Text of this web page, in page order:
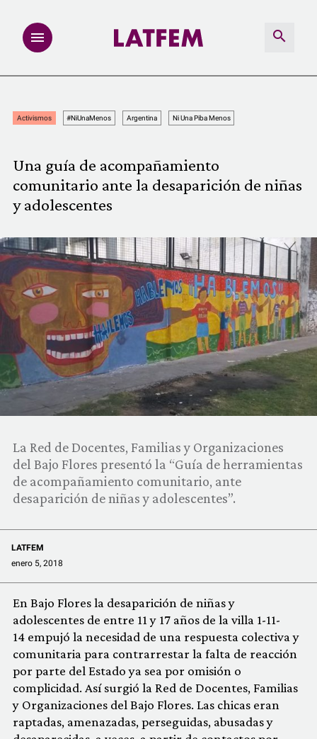
MULTIMEDIA
REDACCIÓN ABIERTA
LATFEMLAB.
PRODUCTOS
COMUNIDAD
QUIÉNES SOMOS
Activismos #NiUnaMenos Argentina Ni Una Piba Menos
Una guía de acompañamiento
comunitario ante la desaparición de niñas
y adolescentes
La Red de Docentes, Familias y Organizaciones
del Bajo Flores presentó la “Guía de herramientas
de acompañamiento comunitario, ante
desaparición de niñas y adolescentes”.
LATFEM
enero 5, 2018
En Bajo Flores la desaparición de niñas y
adolescentes de entre 11 y 17 años de la villa 1-11-
14 empujó la necesidad de una respuesta colectiva y
comunitaria para contrarrestar la falta de reacción
por parte del Estado ya sea por omisión o
complicidad. Así surgió la Red de Docentes, Familias
y Organizaciones del Bajo Flores. Las chicas eran
raptadas, amenazadas, perseguidas, abusadas y